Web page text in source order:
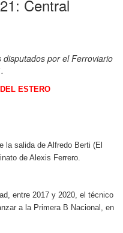
Central
por el Ferroviario
ESTERO
la salida de Alfredo Berti (El
de Alexis Ferrero.
entre 2017 y 2020, el técnico
a la Primera B Nacional, en